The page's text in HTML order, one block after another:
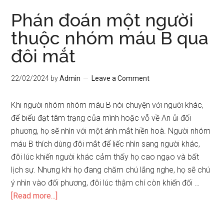
Phán đoán một người
thuộc nhóm máu B qua
đôi mắt
22/02/2024 byAdmin Leave a Comment
Khi người nhóm nhóm máu B nói chuyện với người khác,
để biểu đạt tâm trạng của mình hoặc vỗ về An ủi đối
phương, họ sẽ nhìn với một ánh mắt hiền hoà. Người nhóm
máu B thích dùng đôi mắt để liếc nhìn sang người khác,
đôi lúc khiến người khác cảm thấy họ cao ngạo và bất
lịch sự. Nhưng khi họ đang chăm chú lắng nghe, họ sẽ chú
ý nhìn vào đối phương, đôi lúc thậm chí còn khiến đối …
[Read more...]